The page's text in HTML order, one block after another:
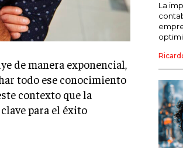
SEO
VENTAS
GESTIÓN
de manera exponencial,
todo ese conocimiento
contexto que la
para el éxito
La